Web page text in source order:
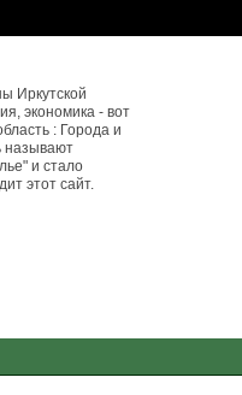
Иркутской
экономика - вот
: Города и
называют
и стало
этот сайт.